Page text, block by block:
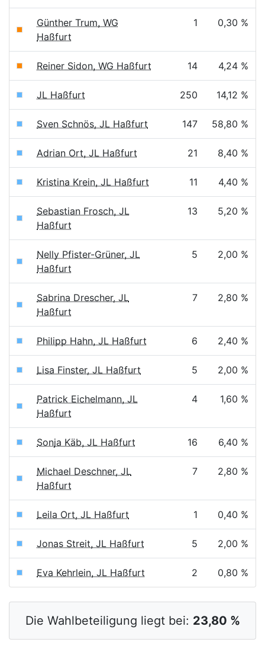
Günther Trum, WG
Haßfurt
1 0,30 %
Reiner Sidon, WG Haßfurt 14 4,24 %
JL Haßfurt 250 14,12 %
Sven Schnös, JL Haßfurt 147 58,80 %
Adrian Ort, JL Haßfurt 21 8,40 %
Kristina Krein, JL Haßfurt 11 4,40 %
Sebastian Frosch, JL
Haßfurt
13 5,20 %
Nelly Pfister-Grüner, JL
Haßfurt
5 2,00 %
Sabrina Drescher, JL
Haßfurt
7 2,80 %
Philipp Hahn, JL Haßfurt 6 2,40 %
Lisa Finster, JL Haßfurt 5 2,00 %
Patrick Eichelmann, JL
Haßfurt
4 1,60 %
Sonja Käb, JL Haßfurt 16 6,40 %
Michael Deschner, JL
Haßfurt
7 2,80 %
Leila Ort, JL Haßfurt 1 0,40 %
Jonas Streit, JL Haßfurt 5 2,00 %
Eva Kehrlein, JL Haßfurt 2 0,80 %
Die Wahlbeteiligung liegt bei: 23,80 %